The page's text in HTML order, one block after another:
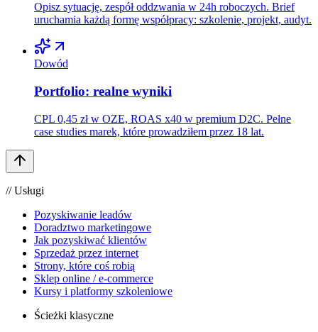
Opisz sytuację, zespół oddzwania w 24h roboczych. Brief
uruchamia każdą formę współpracy: szkolenie, projekt, audyt.
Dowód
Portfolio: realne wyniki
CPL 0,45 zł w OZE, ROAS x40 w premium D2C. Pełne
case studies marek, które prowadziłem przez 18 lat.
// Usługi
Pozyskiwanie leadów
Doradztwo marketingowe
Jak pozyskiwać klientów
Sprzedaż przez internet
Strony, które coś robią
Sklep online / e-commerce
Kursy i platformy szkoleniowe
Ścieżki klasyczne